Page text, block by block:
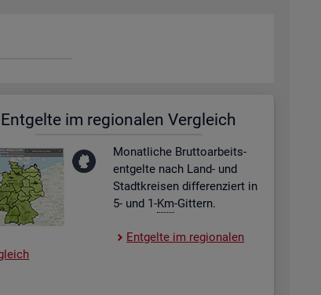
Ent­gel­te im re­gio­na­len Ver­gleich
Mo­nat­li­che Brut­to­ar­beits­
ent­gel­te nach Land- und
Stadt­krei­sen dif­fe­ren­ziert in
5- und 1-Km-Git­tern.
Ent­gel­te im re­gio­na­len